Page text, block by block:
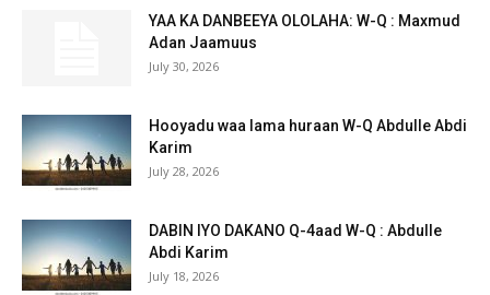
YAA KA DANBEEYA OLOLAHA: W-Q : Maxmud
Adan Jaamuus
July 30, 2026
Hooyadu waa lama huraan W-Q Abdulle Abdi
Karim
July 28, 2026
DABIN IYO DAKANO Q-4aad W-Q : Abdulle
Abdi Karim
July 18, 2026